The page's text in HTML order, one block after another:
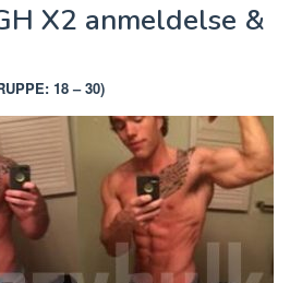
X2 anmeldelse &
18 – 30)